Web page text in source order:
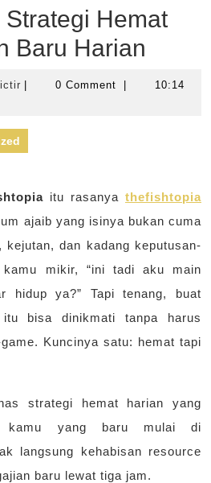
Hemat
Baru Harian
Hictir 0 Comment
10:14
itu rasanya thefishtopia
ajaib yang isinya bukan cuma
kejutan, dan kadang keputusan-
mikir, “ini tadi aku main
hidup ya?” Tapi tenang, buat
bisa dinikmati tanpa harus
Kuncinya satu: hemat tapi
strategi hemat harian yang
kamu yang baru mulai di
langsung kehabisan resource
baru lewat tiga jam.